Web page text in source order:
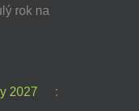
rok na
2027 :